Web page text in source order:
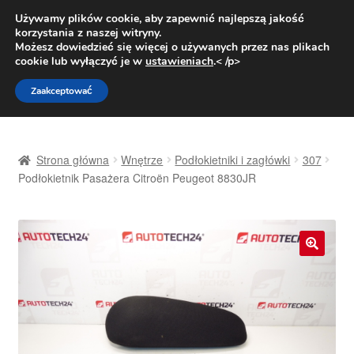
DOSTAWA od 31 zł
Pn.-pt. 9:00-16:00800 003 167
Przejdź
do
nawigacji
Przejdź
do
treści
Dostawa
Moje konto
Strona główna Wnętrze Podłokietniki i zagłówki
307
Podłokietnik Pasażera Citroën Peugeot 8830JR
Używamy plików cookie, aby zapewnić najlepszą jakość
korzystania z naszej witryny.
Możesz dowiedzieć się więcej o używanych przez nas plikach
cookie lub wyłączyć je w ustawieniach.< /p>
Zaakceptować